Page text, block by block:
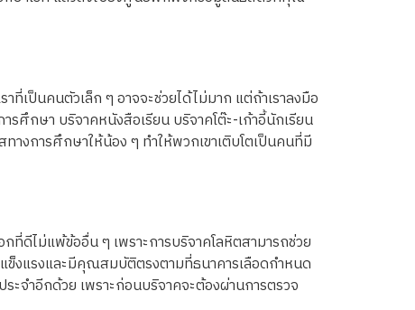
เป็นคนตัวเล็ก ๆ อาจจะช่วยได้ไม่มาก แต่ถ้าเราลงมือ
รศึกษา บริจาคหนังสือเรียน บริจาคโต๊ะ-เก้าอี้นักเรียน
างการศึกษาให้น้อง ๆ ทำให้พวกเขาเติบโตเป็นคนที่มี
ที่ดีไม่แพ้ข้ออื่น ๆ เพราะการบริจาคโลหิตสามารถช่วย
งแรงและมีคุณสมบัติตรงตามที่ธนาคารเลือดกำหนด
จำอีกด้วย เพราะก่อนบริจาคจะต้องผ่านการตรวจ